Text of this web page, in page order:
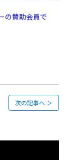
の賛助会員で
次の記事へ ＞